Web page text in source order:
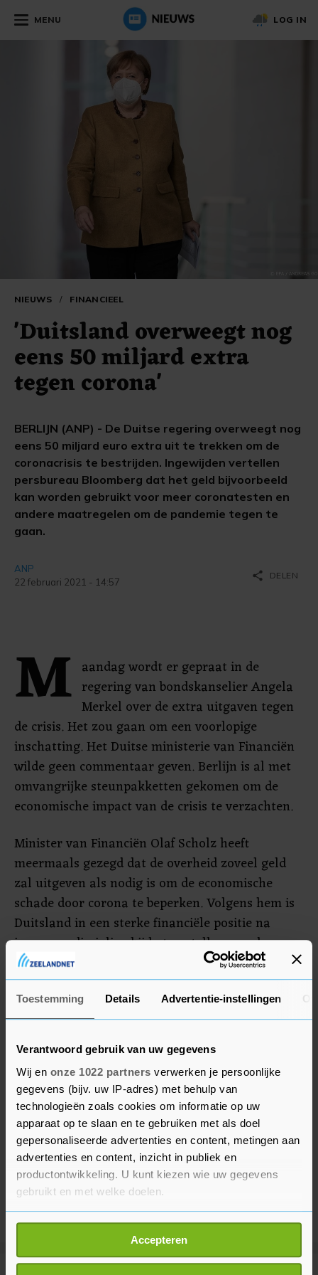
Toestemming Details Advertentie-instellingen
Verantwoord gebruik van uw gegevens
Wij en onze 1022 partners verwerken je persoonlijke
gegevens (bijv. uw IP-adres) met behulp van
technologieën zoals cookies om informatie op uw
apparaat op te slaan en te gebruiken met als doel
gepersonaliseerde advertenties en content, metingen aan
advertenties en content, inzicht in publiek en
productontwikkeling. U kunt kiezen wie uw gegevens
gebruikt en met welke doelen.
Als u het toestaat, willen we ook graag:
Informatie verzamelen over uw geografische
locatie, die tot een paar meter nauwkeurig kan zijn
Accepteren
MENU LOG IN
NIEUWS / FINANCIEEL
'Duitsland overweegt nog
eens 50 miljard extra
tegen corona'
BERLIJN (ANP) - De Duitse regering overweegt nog
eens 50 miljard euro extra uit te trekken om de
coronacrisis te bestrijden. Ingewijden vertellen
persbureau Bloomberg dat het geld bijvoorbeeld
kan worden gebruikt voor meer coronatesten en
andere maatregelen om de pandemie tegen te
gaan.
ANP
22 februari 2021 - 14:57
share DELEN
M aandag wordt er gepraat in de
regering van bondskanselier Angela
Merkel over de extra uitgaven tegen
de crisis. Het zou gaan om een voorlopige
inschatting. Het Duitse ministerie van Financiën
wilde geen commentaar geven. Berlijn is al met
omvangrijke steunpakketten gekomen om de
economische impact van de crisis te verzachten.
Minister van Financiën Olaf Scholz heeft
meermaals gezegd dat de overheid zoveel geld
zal uitgeven als nodig is om de economische
schade door corona te beperken. Volgens hem is
Duitsland in een sterke financiële positie na
jaren van discipline bij het opstellen van de
begroting.